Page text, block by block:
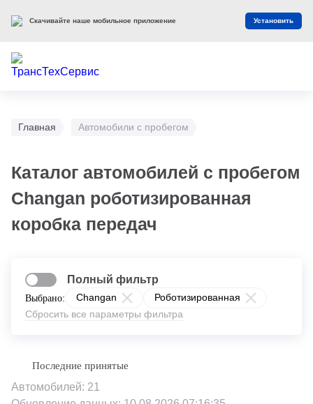
Главная Автомобили с пробегом
Каталог автомобилей с пробегом
Changan роботизированная
коробка передач
Выбрано: Changan
Роботизированная
Сбросить все параметры фильтра
Полный фильтр
Автомобилей: 21
Скачивайте наше мобильное приложение Установить